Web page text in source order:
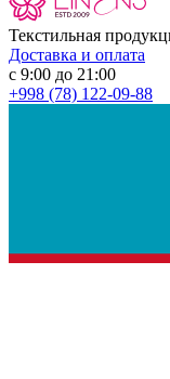
Текстильная
Доставка и оплата
с 9:00 до 21:00
+998 (78) 122-09-88